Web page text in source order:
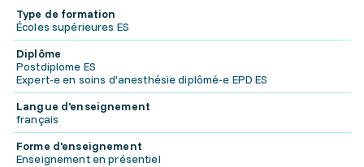
Type de formation
Écoles supérieures ES
Diplôme
Postdiplome ES
Expert-e en soins d'anesthésie diplômé-e EPD ES
Langue d'enseignement
français
Forme d'enseignement
Enseignement en présentiel